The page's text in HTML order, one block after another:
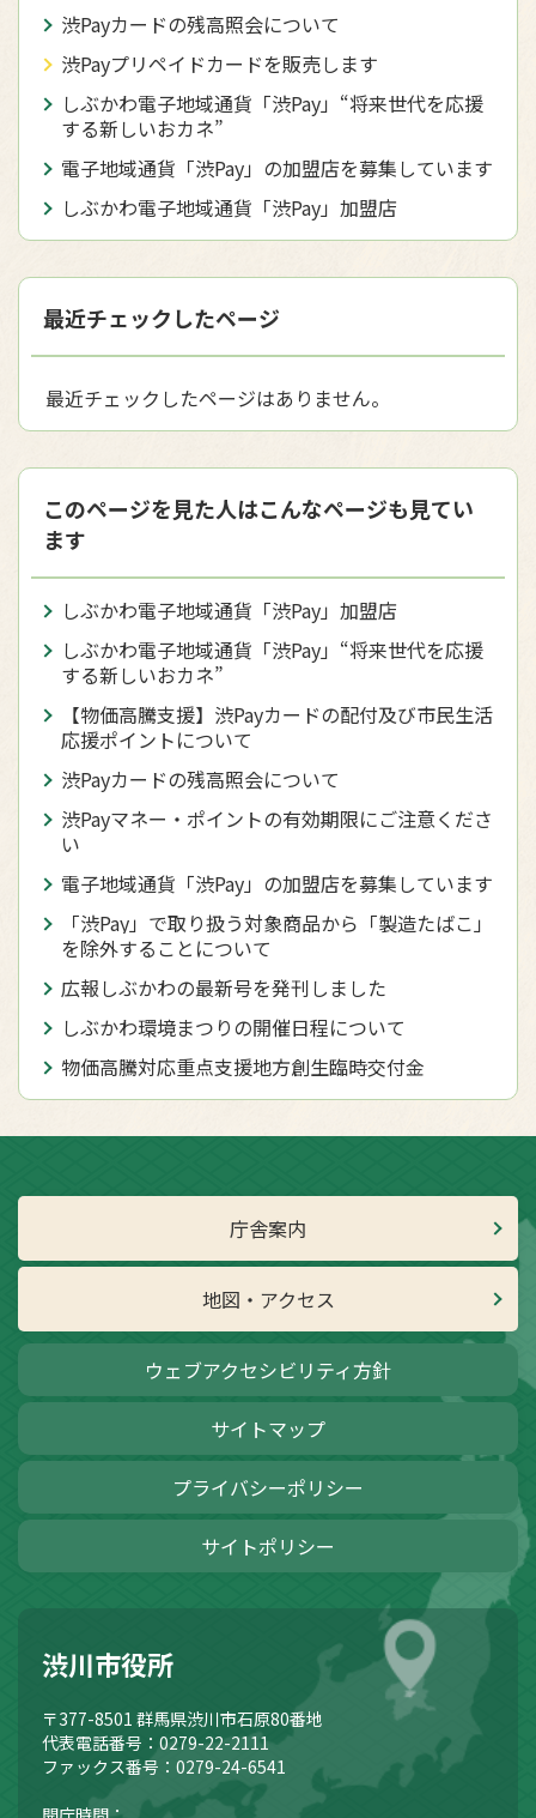
渋Payカードの残高照会について
渋Payプリペイドカードを販売します
しぶかわ電子地域通貨「渋Pay」“将来世代を応援
する新しいおカネ”
電子地域通貨「渋Pay」の加盟店を募集しています
しぶかわ電子地域通貨「渋Pay」加盟店
最近チェックしたページ
最近チェックしたページはありません。
このページを見た人はこんなページも見てい
ます
しぶかわ電子地域通貨「渋Pay」加盟店
しぶかわ電子地域通貨「渋Pay」“将来世代を応援
する新しいおカネ”
【物価高騰支援】渋Payカードの配付及び市民生活
応援ポイントについて
渋Payカードの残高照会について
渋Payマネー・ポイントの有効期限にご注意くださ
い
電子地域通貨「渋Pay」の加盟店を募集しています
「渋Pay」で取り扱う対象商品から「製造たばこ」
を除外することについて
広報しぶかわの最新号を発刊しました
しぶかわ環境まつりの開催日程について
物価高騰対応重点支援地方創生臨時交付金
庁舎案内
地図・アクセス
ウェブアクセシビリティ方針
サイトマップ
プライバシーポリシー
サイトポリシー
渋川市役所
〒377-8501 群馬県渋川市石原80番地
代表電話番号：0279-22-2111
ファックス番号：0279-24-6541